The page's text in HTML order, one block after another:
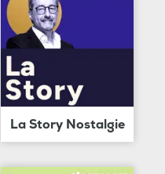
La Story Nostalgie